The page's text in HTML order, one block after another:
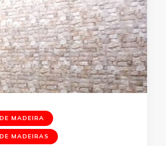
MADEIRA
MADEIRAS